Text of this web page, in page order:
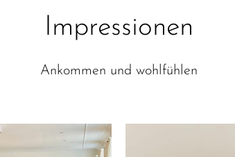
Impressionen
Ankommen und wohlfühlen